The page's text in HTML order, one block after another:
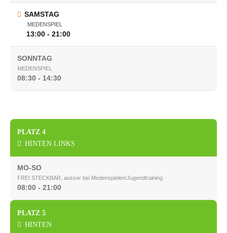
SAMSTAG
MEDENSPIEL
13:00 - 21:00
SONNTAG
MEDENSPIEL
08:30 - 14:30
PLATZ 4
HINTEN LINKS
MO-SO
FREI STECKBAR, ausser bei Medenspielen/Jugendtraining
08:00 - 21:00
PLATZ 5
HINTEN